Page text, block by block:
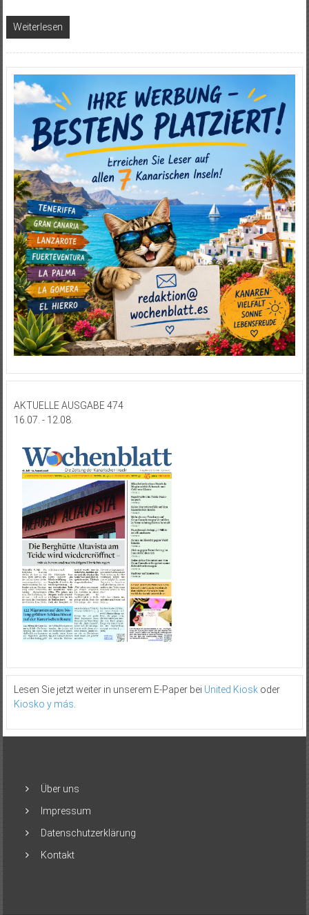
Weiterlesen
AKTUELLE AUSGABE 474
16.07. - 12.08.
Lesen Sie jetzt weiter in unserem E-Paper bei United Kioskoder
Kiosko y más
Über uns
Impressum
Datenschutzerklärung
Kontakt